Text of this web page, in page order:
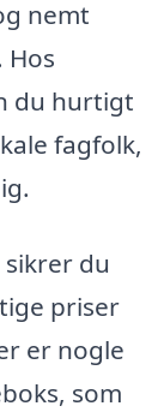
nemt
du hurtigt
fagfolk,
du
priser
er nogle
som